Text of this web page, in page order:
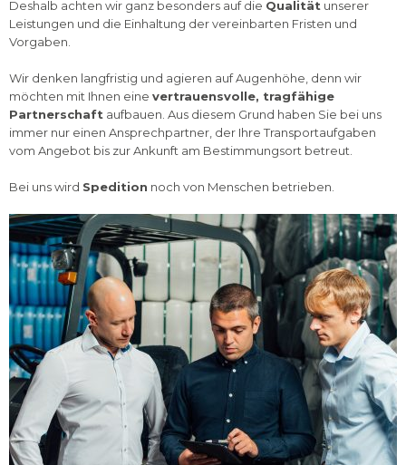
L
o
g
i
s
t
v
i
g
a
t
i
o
n
Deshalb achten wir ganz besonders auf die Qualität unserer
Leistungen und die Einhaltung der vereinbarten Fristen und
Vorgaben.
Wir denken langfristig und agieren auf Augenhöhe, denn wir
möchten mit Ihnen eine vertrauensvolle, tragfähige
Partnerschaft aufbauen. Aus diesem Grund haben Sie bei uns
immer nur einen Ansprechpartner, der Ihre Transportaufgaben
vom Angebot bis zur Ankunft am Bestimmungsort betreut.
Bei uns wird Spedition noch von Menschen betrieben.